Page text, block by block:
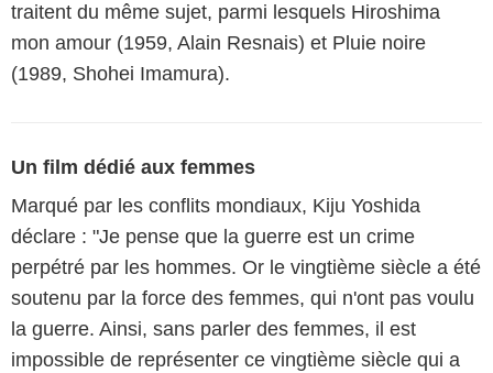
traitent du même sujet, parmi lesquels Hiroshima
mon amour (1959, Alain Resnais) et Pluie noire
(1989, Shohei Imamura).
Un film dédié aux femmes
Marqué par les conflits mondiaux, Kiju Yoshida
déclare : "Je pense que la guerre est un crime
perpétré par les hommes. Or le vingtième siècle a été
soutenu par la force des femmes, qui n'ont pas voulu
la guerre. Ainsi, sans parler des femmes, il est
impossible de représenter ce vingtième siècle qui a